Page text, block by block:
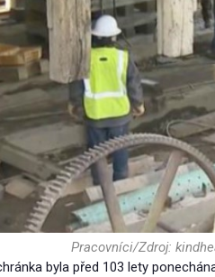
Pracovníci/Zdroj:
byla před 103 lety